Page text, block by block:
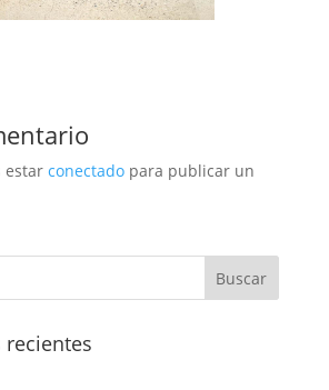
estar conectadopara publicar un
recientes